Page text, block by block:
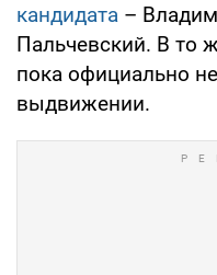
кандидата –
Пальчевский. В то
пока официально
выдвижении.